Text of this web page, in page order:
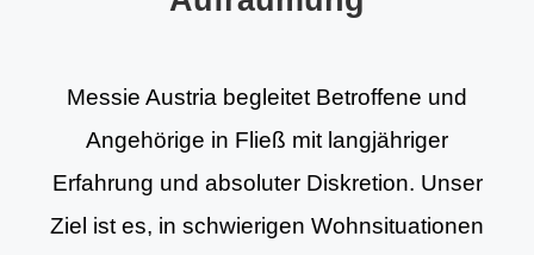
Messie Austria begleitet Betroffene und
Angehörige in Fließ mit langjähriger
Erfahrung und absoluter Diskretion. Unser
Ziel ist es, in schwierigen Wohnsituationen